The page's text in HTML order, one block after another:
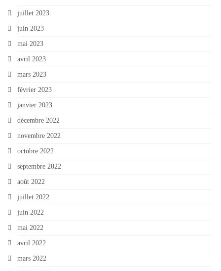
juillet 2023
juin 2023
mai 2023
avril 2023
mars 2023
février 2023
janvier 2023
décembre 2022
novembre 2022
octobre 2022
septembre 2022
août 2022
juillet 2022
juin 2022
mai 2022
avril 2022
mars 2022